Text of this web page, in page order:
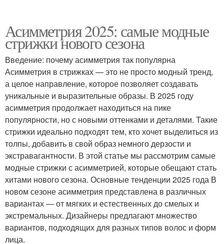
Асимметрия 2025: самые модные
стрижки нового сезона
Введение: почему асимметрия так популярна
Асимметрия в стрижках — это не просто модный тренд,
а целое направление, которое позволяет создавать
уникальные и выразительные образы. В 2025 году
асимметрия продолжает находиться на пике
популярности, но с новыми оттенками и деталями. Такие
стрижки идеально подходят тем, кто хочет выделиться из
толпы, добавить в свой образ немного дерзости и
экстравагантности. В этой статье мы рассмотрим самые
модные стрижки с асимметрией, которые обещают стать
хитами нового сезона. Основные тенденции 2025 года В
новом сезоне асимметрия представлена в различных
вариантах — от мягких и естественных до смелых и
экстремальных. Дизайнеры предлагают множество
вариантов, подходящих для разных типов волос и форм
лица.